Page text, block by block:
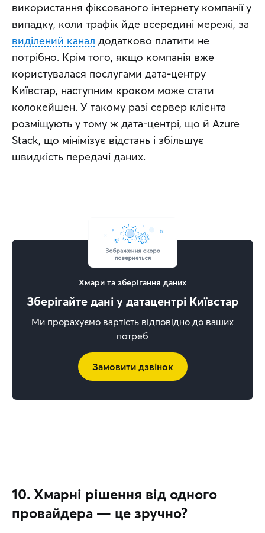
використання фіксованого інтернету компанії у
випадку, коли трафік йде всередині мережі, за
виділений канал додатково платити не
потрібно. Крім того, якщо компанія вже
користувалася послугами дата-центру
Київстар, наступним кроком може стати
колокейшен. У такому разі сервер клієнта
розміщують у тому ж дата-центрі, що й Azure
Stack, що мінімізує відстань і збільшує
швидкість передачі даних.
Хмари та зберігання даних
Зберігайте дані у датацентрі Київстар
Ми прорахуємо вартість відповідно до ваших
потреб
Замовити дзвінок
10. Хмарні рішення від одного
провайдера — це зручно?